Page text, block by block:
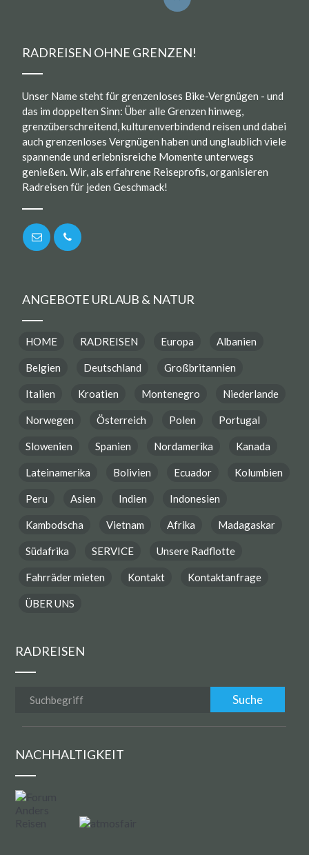
RADREISEN OHNE GRENZEN!
Unser Name steht für grenzenloses Bike-Vergnügen - und
das im doppelten Sinn: Über alle Grenzen hinweg,
grenzüberschreitend, kulturenverbindend reisen und dabei
auch grenzenloses Vergnügen haben und unglaublich viele
spannende und erlebnisreiche Momente unterwegs
genießen. Wir, als erfahrene Reiseprofis, organisieren
Radreisen für jeden Geschmack!
ANGEBOTE URLAUB & NATUR
HOME RADREISEN Europa Albanien
Belgien Deutschland Großbritannien
Italien Kroatien Montenegro Niederlande
Norwegen Österreich Polen Portugal
Slowenien Spanien Nordamerika Kanada
Lateinamerika Bolivien Ecuador Kolumbien
Peru Asien Indien Indonesien
Kambodscha Vietnam Afrika Madagaskar
Südafrika SERVICE Unsere Radflotte
Fahrräder mieten Kontakt Kontaktanfrage
ÜBER UNS
RADREISEN
NACHHALTIGKEIT